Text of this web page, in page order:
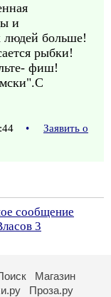
и
людей больше!
рыбки!
фиш!
•
Заявить о
сообщение
3
Магазин
Проза.ру